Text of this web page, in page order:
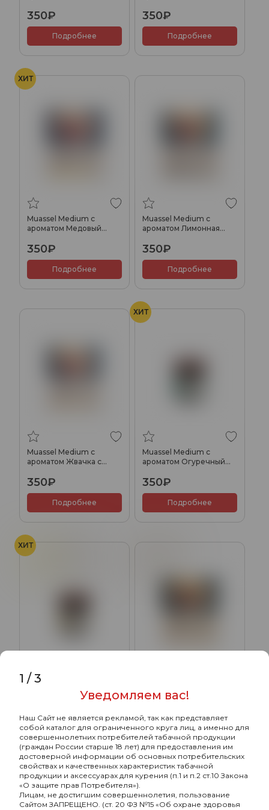
350₽
Подробнее
350₽
Подробнее
ХИТ
Muassel Medium с
ароматом Медовый
350₽
Подробнее
Muassel Medium с
ароматом Лимонная
350₽
Подробнее
Muassel Medium с
ароматом Жвачка с
350₽
Подробнее
ХИТ
Muassel Medium с
ароматом Огуречный
350₽
Подробнее
ХИТ
Лимон
Muassel Medium с
ароматом Лимонное
350₽
Подробнее
ароматом Булочка с
350₽
Подробнее
ХИТ ХИТ
1 /3
Уведомляем вас!
Наш Сайт не является рекламой, так как представляет
собой каталог для ограниченного круга лиц, а именно для
совершеннолетних потребителей табачной продукции
(граждан России старше 18 лет) для предоставления им
достоверной информации об основных потребительских
свойствах и качественных характеристик табачной
продукции и аксессуарах для курения (п.1 и п.2 ст.10 Закона
«О защите прав Потребителя»).
Лицам, не достигшим совершеннолетия, пользование
Сайтом ЗАПРЕЩЕНО. (ст. 20 ФЗ №15 «Об охране здоровья